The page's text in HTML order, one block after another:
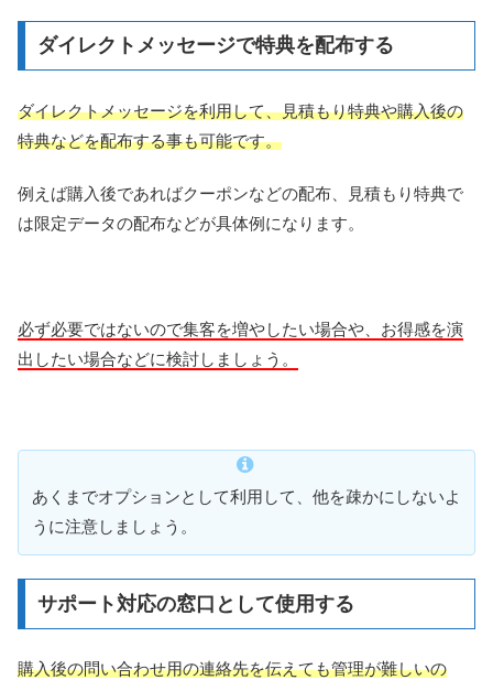
ダイレクトメッセージで特典を配布する
ダイレクトメッセージを利用して、見積もり特典や購入後の
特典などを配布する事も可能です。
例えば購入後であればクーポンなどの配布、見積もり特典で
は限定データの配布などが具体例になります。
必ず必要ではないので集客を増やしたい場合や、お得感を演
出したい場合などに検討しましょう。
あくまでオプションとして利用して、他を疎かにしないよ
うに注意しましょう。
サポート対応の窓口として使用する
購入後の問い合わせ用の連絡先を伝えても管理が難しいの